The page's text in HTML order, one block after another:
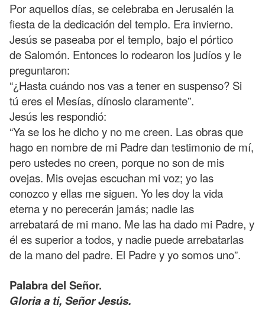
Por aquellos días, se celebraba en Jerusalén la
fiesta de la dedicación del templo. Era invierno.
Jesús se paseaba por el templo, bajo el pórtico
de Salomón. Entonces lo rodearon los judíos y le
preguntaron:
“¿Hasta cuándo nos vas a tener en suspenso? Si
tú eres el Mesías, dínoslo claramente”.
Jesús les respondió:
“Ya se los he dicho y no me creen. Las obras que
hago en nombre de mi Padre dan testimonio de mí,
pero ustedes no creen, porque no son de mis
ovejas. Mis ovejas escuchan mi voz; yo las
conozco y ellas me siguen. Yo les doy la vida
eterna y no perecerán jamás; nadie las
arrebatará de mi mano. Me las ha dado mi Padre, y
él es superior a todos, y nadie puede arrebatarlas
de la mano del padre. El Padre y yo somos uno”.
Palabra del Señor.
Gloria a ti, Señor Jesús.